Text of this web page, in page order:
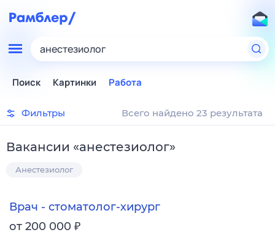
анестезиолог
Поиск Картинки Работа
Фильтры Всего найдено 23 результата
Вакансии «анестезиолог»
Анестезиолог
Врач - стоматолог-хирург
от 200 000 ₽